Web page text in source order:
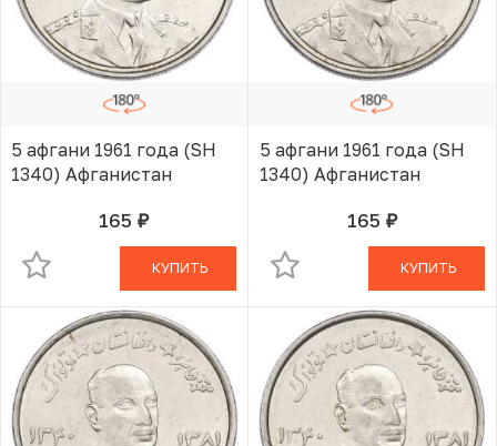
5 афгани 1961 года (SH
1340) Афганистан
165 руб.В КОРЗИНЕ
КУПИТЬ
5 афгани 1961 года (SH
1340) Афганистан
165 руб.В КОРЗИНЕ
КУПИТЬ